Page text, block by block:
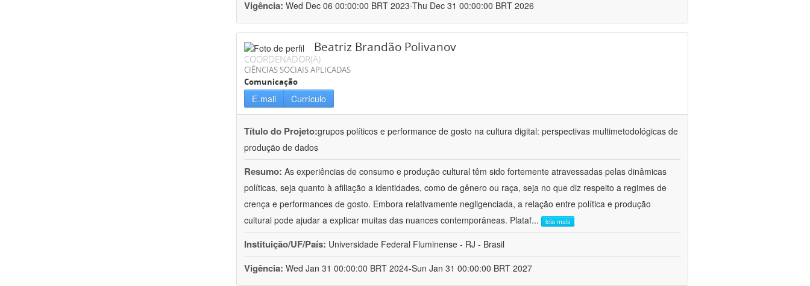
Vigência: Wed Dec 06 00:00:00 BRT 2023-Thu Dec 31 00:00:00 BRT 2026
Beatriz Brandão Polivanov
COORDENADOR(A)
CIÊNCIAS SOCIAIS APLICADAS
Comunicação
E-mail Currículo
Título do Projeto:grupos políticos e performance de gosto na cultura digital: perspectivas multimetodológicas de
produção de dados
Resumo: As experiências de consumo e produção cultural têm sido fortemente atravessadas pelas dinâmicas
políticas, seja quanto à afiliação a identidades, como de gênero ou raça, seja no que diz respeito a regimes de
crença e performances de gosto. Embora relativamente negligenciada, a relação entre política e produção
cultural pode ajudar a explicar muitas das nuances contemporâneas. Plataf... leia mais
Instituição/UF/País: Universidade Federal Fluminense - RJ - Brasil
Vigência: Wed Jan 31 00:00:00 BRT 2024-Sun Jan 31 00:00:00 BRT 2027